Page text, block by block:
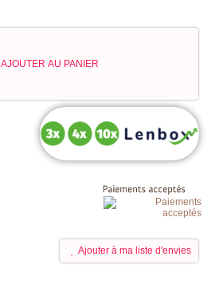
AJOUTER AU PANIER
Ajouter à ma liste d'envies